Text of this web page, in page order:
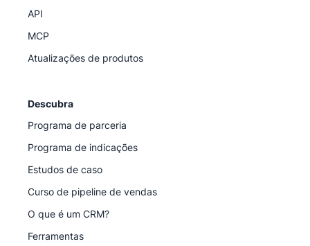
API
MCP
Atualizações de produtos
Descubra
Programa de parceria
Programa de indicações
Estudos de caso
Curso de pipeline de vendas
O que é um CRM?
Ferramentas